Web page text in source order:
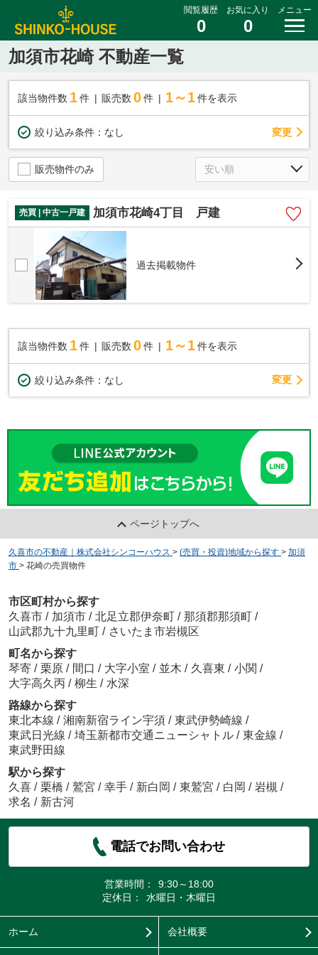
閲覧履歴
0
お気に入り
0
メニュー
加須市花崎 不動産一覧
該当物件数 1件 販売数 0 件 1～1 件を表示
絞り込み条件： なし 変更
販売物件のみ
売買 | 中古一戸建 加須市花崎4丁目 戸建
過去掲載物件
該当物件数 1件 販売数 0 件 1～1 件を表示
絞り込み条件： なし 変更
ページトップへ
久喜市の不動産｜株式会社シンコーハウス > (売買・投資)地域から探す > 加須
市 > 花崎の売買物件
市区町村から探す
久喜市 / 加須市 / 北足立郡伊奈町 / 那須郡那須町 /
山武郡九十九里町 / さいたま市岩槻区
町名から探す
琴寄 / 栗原 / 間口 / 大字小室 / 並木 / 久喜東 / 小関 /
大字高久丙 / 柳生 / 水深
路線から探す
東北本線 / 湘南新宿ライン宇須 / 東武伊勢崎線 /
東武日光線 / 埼玉新都市交通ニューシャトル / 東金線 /
東武野田線
駅から探す
久喜 / 栗橋 / 鷲宮 / 幸手 / 新白岡 / 東鷲宮 / 白岡 / 岩槻 /
求名 / 新古河
電話でお問い合わせ
営業時間：
9:30～18:00
定休日：
水曜日・木曜日
ホーム 会社概要